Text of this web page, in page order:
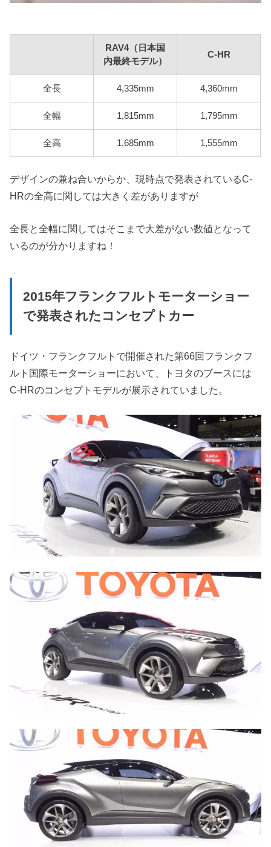
RAV4（日本国
内最終モデル）
C-HR
全長 4,335mm 4,360mm
全幅 1,815mm 1,795mm
全高 1,685mm 1,555mm
デザインの兼ね合いからか、現時点で発表されているC-
HRの全高に関しては大きく差がありますが
全長と全幅に関してはそこまで大差がない数値となって
いるのが分かりますね！
2015年フランクフルトモーターショー
で発表されたコンセプトカー
ドイツ・フランクフルトで開催された第66回フランクフ
ルト国際モーターショーにおいて、トヨタのブースには
C-HRのコンセプトモデルが展示されていました。